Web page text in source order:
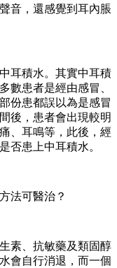
音，還感覺到耳內脹
耳積水。其實中耳積
數患者是經由感冒、
份患都誤以為是感冒
後，患者會出現較明
、耳鳴等，此後，經
否患上中耳積水。
法可醫治？
素、抗敏藥及類固醇
會自行消退，而一個